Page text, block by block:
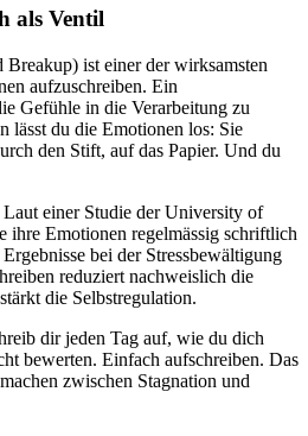
als Ventil
ist einer der wirksamsten
aufzuschreiben. Ein
Gefühle in die Verarbeitung zu
lässt du die Emotionen los: Sie
den Stift, auf das Papier. Und du
einer Studie der University of
ihre Emotionen regelmässig schriftlich
bei der Stressbewältigung
reduziert nachweislich die
die Selbstregulation.
dir jeden Tag auf, wie du dich
bewerten. Einfach aufschreiben. Das
zwischen Stagnation und